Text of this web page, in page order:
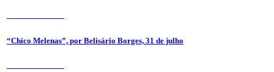
“Chico Melenas”, por Belisário Borges, 31 de julho